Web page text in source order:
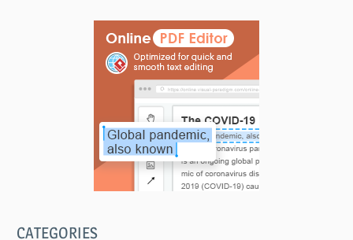
CATEGORIES